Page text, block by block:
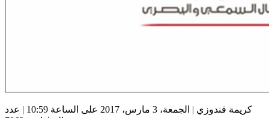
كريمة قندوزي | الجمعة، 3 مارس، 2017 على الساعة 10:59 | عدد